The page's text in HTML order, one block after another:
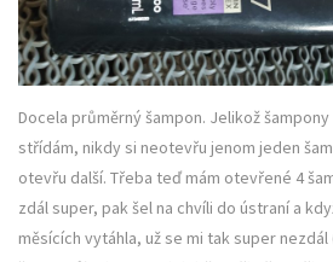
Docela průměrný šampon. Jelikož
střídám, nikdy si neotevřu jenom jeden
otevřu další. Třeba teď mám otevřené 4
zdál super, pak šel na chvíli do ústraní a
měsících vytáhla, už se mi tak super